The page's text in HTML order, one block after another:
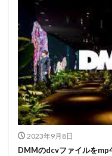
2023年9月8日
DMMのdcvファイルを